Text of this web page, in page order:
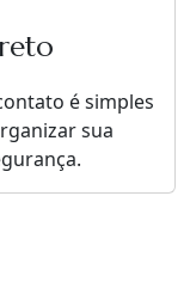
é simples
sua